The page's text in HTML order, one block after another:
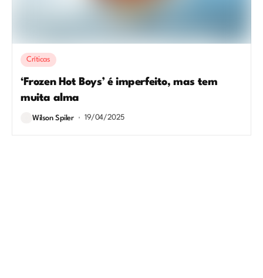
Críticas
‘Frozen Hot Boys’ é imperfeito, mas tem
muita alma
Wilson Spiler 19/04/2025